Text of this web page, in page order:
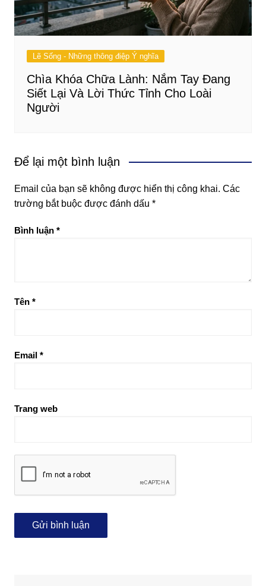
Lẽ Sống - Những thông điệp Ý nghĩa
Chìa Khóa Chữa Lành: Nắm Tay Đang
Siết Lại Và Lời Thức Tỉnh Cho Loài
Người
Để lại một bình luận
Email của bạn sẽ không được hiển thị công khai. Các
trường bắt buộc được đánh dấu *
Bình luận *
Tên *
Email *
Trang web